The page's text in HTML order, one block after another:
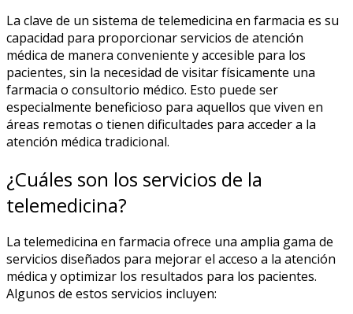
La clave de un sistema de telemedicina en farmacia es su
capacidad para proporcionar servicios de atención
médica de manera conveniente y accesible para los
pacientes, sin la necesidad de visitar físicamente una
farmacia o consultorio médico. Esto puede ser
especialmente beneficioso para aquellos que viven en
áreas remotas o tienen dificultades para acceder a la
atención médica tradicional.
¿Cuáles son los servicios de la
telemedicina?
La telemedicina en farmacia ofrece una amplia gama de
servicios diseñados para mejorar el acceso a la atención
médica y optimizar los resultados para los pacientes.
Algunos de estos servicios incluyen: